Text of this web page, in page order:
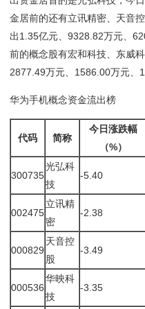
金居前的还有立讯精密、天音
出1.35亿元、9328.82万元、
前的概念股有宏和科技、东威
2877.49万元、1586.00万元、
华为手机概念资金流出榜
代码 简称
今日涨跌幅
（%）
300735
光弘科
技
-5.40
002475
立讯精
密
-2.38
000829
天音控
股
-3.49
000536
华映科
技
-3.35